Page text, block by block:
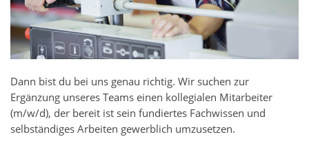
Dann bist du bei uns genau richtig. Wir suchen zur
Ergänzung unseres Teams einen kollegialen Mitarbeiter
(m/w/d), der bereit ist sein fundiertes Fachwissen und
selbständiges Arbeiten gewerblich umzusetzen.